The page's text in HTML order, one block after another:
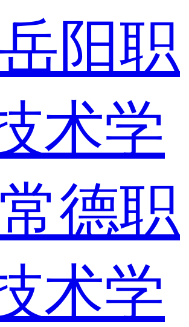
岳阳职
术学
常德职
术学